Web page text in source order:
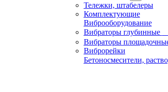
Тележки, штабелеры
Комплектующие
Виброоборудование
Вибраторы глубинные
Вибраторы
Виброрейки
Бетоносмесители,